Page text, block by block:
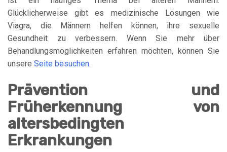
Glücklicherweise gibt es medizinische Lösungen wie
Viagra, die Männern helfen können, ihre sexuelle
Gesundheit zu verbessern. Wenn Sie mehr über
Behandlungsmöglichkeiten erfahren möchten, können Sie
unsere Seite besuchen.
Prävention und
Früherkennung von
altersbedingten
Erkrankungen